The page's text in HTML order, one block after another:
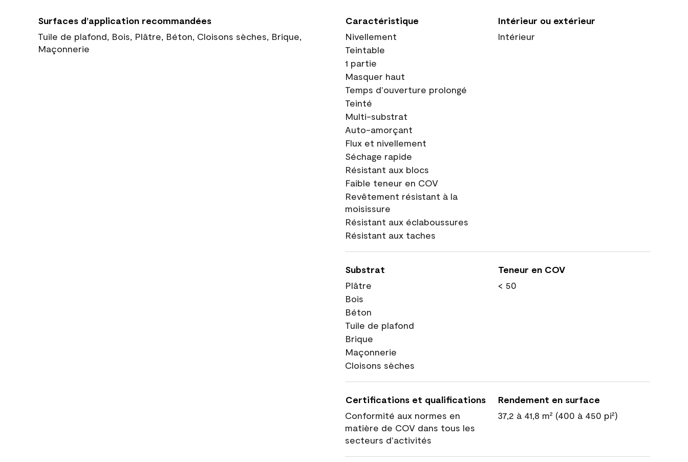
Surfaces d’application recommandées
Tuile de plafond, Bois, Plâtre, Béton, Cloisons sèches, Brique,
Maçonnerie
Caractéristique
Nivellement
Teintable
1 partie
Masquer haut
Temps d'ouverture prolongé
Teinté
Multi-substrat
Auto-amorçant
Flux et nivellement
Séchage rapide
Résistant aux blocs
Faible teneur en COV
Revêtement résistant à la
moisissure
Résistant aux éclaboussures
Résistant aux taches
Intérieur ou extérieur
Intérieur
Substrat
Plâtre
Bois
Béton
Tuile de plafond
Brique
Maçonnerie
Cloisons sèches
Teneur en COV
< 50
Certifications et qualifications
Conformité aux normes en
matière de COV dans tous les
secteurs d'activités
Rendement en surface
37,2 à 41,8 m² (400 à 450 pi²)